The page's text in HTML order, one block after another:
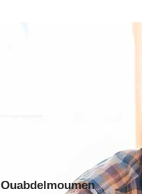
Ouabdelmoumen